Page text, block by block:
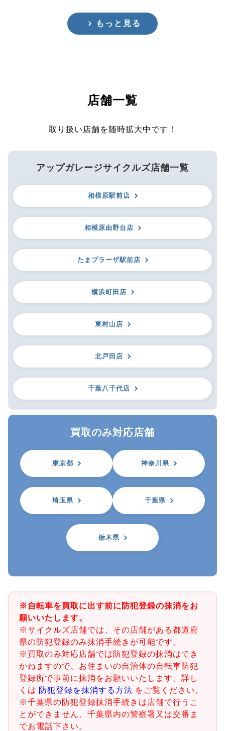
もっと見る
店舗一覧
取り扱い店舗を随時拡大中です！
アップガレージサイクルズ店舗一覧
相模原駅前店
相模原由野台店
たまプラーザ駅前店
横浜町田店
東村山店
北戸田店
千葉八千代店
買取のみ対応店舗
東京都 神奈川県
埼玉県 千葉県
栃木県
※自転車を買取に出す前に防犯登録の抹消をお
願いいたします。
※サイクルズ店舗では、その店舗がある都道府
県の防犯登録のみ抹消手続きが可能です。
※買取のみ対応店舗では防犯登録の抹消はでき
かねますので、お住まいの自治体の自転車防犯
登録所で事前に抹消をお願いいたします。詳し
くは 防犯登録を抹消する方法 をご覧ください。
※千葉県の防犯登録抹消手続きは店舗で行うこ
とができません。千葉県内の警察署又は交番ま
でお電話下さい。